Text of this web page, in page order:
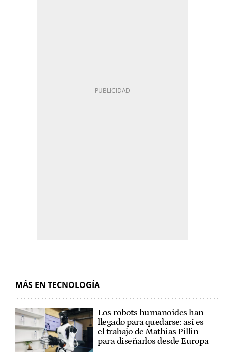
MÁS EN TECNOLOGÍA
Los robots humanoides han
llegado para quedarse: así es
el trabajo de Mathias Pillin
para diseñarlos desde Europa